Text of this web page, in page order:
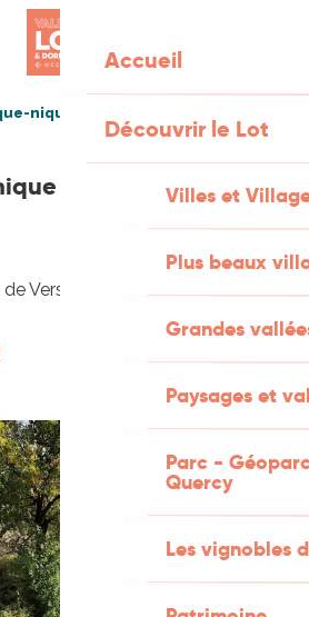
Accueil
Découvrir le Lot
Villes et
Plus beaux
Grandes
Paysages et
Parc -
Quercy
Les vignobles
nique de Saint Martin de Vers
de Saint Martin de
Vers, 46360 Les Pechs du Vers